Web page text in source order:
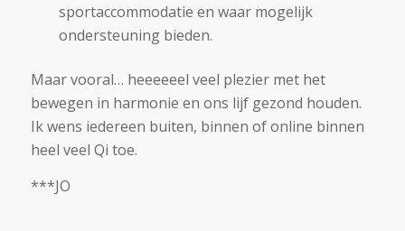
sportaccommodatie en waar mogelijk
ondersteuning bieden.
Maar vooral… heeeeeel veel plezier met het
bewegen in harmonie en ons lijf gezond houden.
Ik wens iedereen buiten, binnen of online binnen
heel veel Qi toe.
***JO